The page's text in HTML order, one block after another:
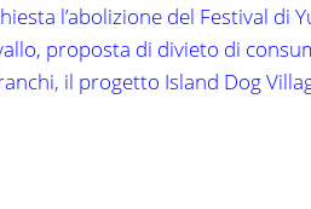
l’abolizione del Festival di
proposta di divieto di
il progetto Island Dog